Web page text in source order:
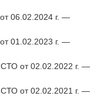
06.02.2024 г. —
01.02.2023 г. —
от 02.02.2022 г. —
от 02.02.2021 г. —